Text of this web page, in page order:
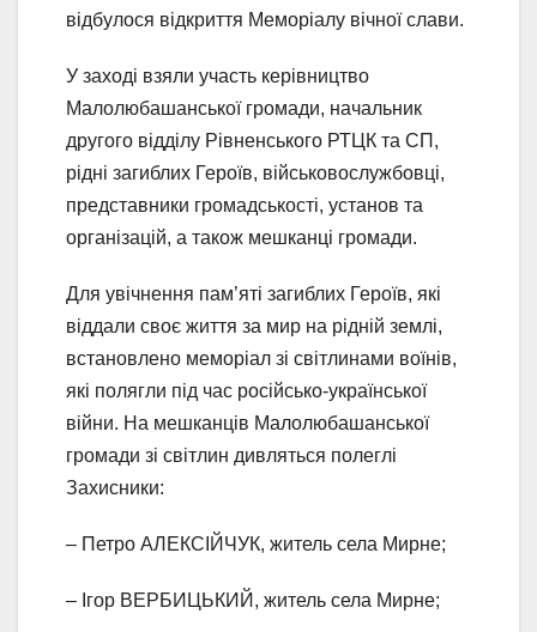
відбулося відкриття Меморіалу вічної слави.
У заході взяли участь керівництво
Малолюбашанської громади, начальник
другого відділу Рівненського РТЦК та СП,
рідні загиблих Героїв, військовослужбовці,
представники громадськості, установ та
організацій, а також мешканці громади.
Для увічнення пам’яті загиблих Героїв, які
віддали своє життя за мир на рідній землі,
встановлено меморіал зі світлинами воїнів,
які полягли під час російсько-української
війни. На мешканців Малолюбашанської
громади зі світлин дивляться полеглі
Захисники:
– Петро АЛЕКСІЙЧУК, житель села Мирне;
– Ігор ВЕРБИЦЬКИЙ, житель села Мирне;